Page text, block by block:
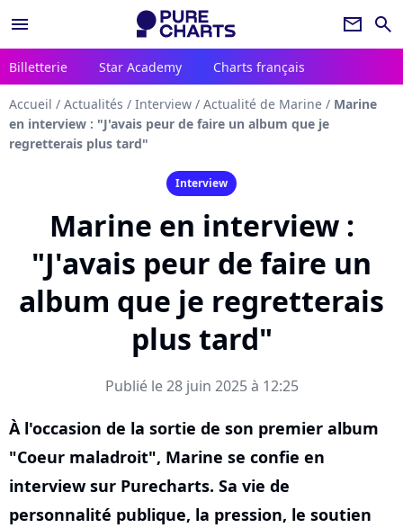
menu newsletter search
Billetterie Star Academy Charts français
Accueil / Actualités / Interview / Actualité de Marine / Marine
en interview : "J'avais peur de faire un album que je
regretterais plus tard"
Interview
Marine en interview :
"J'avais peur de faire un
album que je regretterais
plus tard"
Publié le 28 juin 2025 à 12:25
À l'occasion de la sortie de son premier album
"Coeur maladroit", Marine se confie en
interview sur Purecharts. Sa vie de
personnalité publique, la pression, le soutien